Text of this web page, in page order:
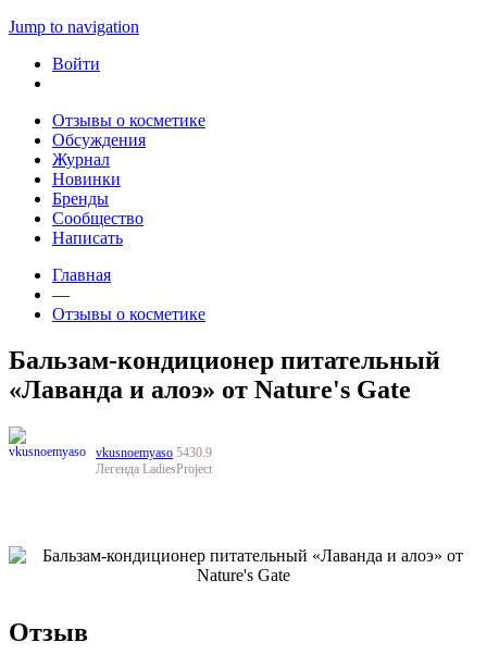
Jump to navigation
Войти
Отзывы о косметике
Обсуждения
Журнал
Новинки
Бренды
Сообщество
Написать
Главная
—
Отзывы о косметике
Бальзам-кондиционер питательный
«Лаванда и алоэ» от Nature's Gate
vkusnoemyaso 5430.9
Легенда LadiesProject
Отзыв